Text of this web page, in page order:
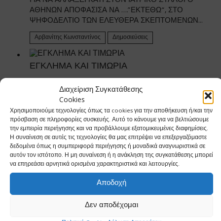
Διαχείριση Συγκατάθεσης
Cookies
Χρησιμοποιούμε τεχνολογίες όπως τα cookies για την αποθήκευση ή/και την
πρόσβαση σε πληροφορίες συσκευής. Αυτό το κάνουμε για να βελτιώσουμε
την εμπειρία περιήγησης και να προβάλλουμε εξατομικευμένες διαφημίσεις.
Η συναίνεση σε αυτές τις τεχνολογίες θα μας επιτρέψει να επεξεργαζόμαστε
δεδομένα όπως η συμπεριφορά περιήγησης ή μοναδικά αναγνωριστικά σε
αυτόν τον ιστότοπο. Η μη συναίνεση ή η ανάκληση της συγκατάθεσης μπορεί
να επηρεάσει αρνητικά ορισμένα χαρακτηριστικά και λειτουργίες.
Αποδοχή
Δεν αποδέχομαι
ΑΘΗΝΩΝ ΑΠΟΦΑΣΙΣΑ ΝΑ ….”ΕΚΤΕΘΩ“, ΣΤΟ
ΨΗΦΟΔΕΛΤΙΟ ΤΩΝ ΕΛΕΥΘΕΡΑ ΣΚΕΠΤΟΜΕΝΩΝ...
Αρβανίτης Κωνσταντίνος Δημοσιεύσεις
ΕΓΚΛΗΜΑ ΚΑΙ ΤΙΜΩΡΙΑ
06/06/2026 truenews.gr
“ΕΓΚΛΗΜΑ ΚΑΙ ΤΙΜΩΡΙΑ” ΣΗΜΕΡΑ ΣΤΑ ΠΟΙΝΙΚΑ
ΔΙΚΑΣΤΗΡΙΑ, ΓΡΑΦΤΗΚΕ Ο ΕΠΙΛΟΓΟΣ ΤΗΣ 4-
ΕΤΟΥΣ ΤΑΛΑΙΠΩΡΙΑΣ ΜΟΥ, ΜΕ ΠΟΙΝΗ...
Αρβανίτης Κωνσταντίνος Δημοσιεύσεις
ΟΤΑΝ ΧΡΕΩΚΟΠΕΙΣ ΤΟ ΚΟΜΜΑ ΣΟΥ ΠΩΣ
ΘΑ ΝΟΙΚΟΚΥΡΕΨΕΙΣ ΤΗ ΧΩΡΑ ΣΟΥ;
truenews.gr